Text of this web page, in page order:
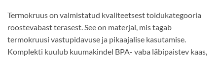
Termokruus on valmistatud kvaliteetsest toidukategooria
roostevabast terasest. See on materjal, mis tagab
termokruusi vastupidavuse ja pikaajalise kasutamise.
Komplekti kuulub kuumakindel BPA- vaba läbipaistev kaas,